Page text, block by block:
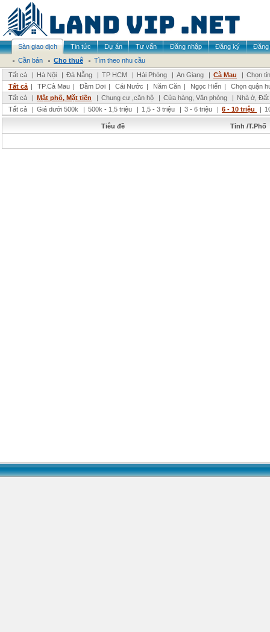
Sàn giao dịch Tin tức Dự án Tư vấn Đăng nhập Đăng ký
Đăng
Cần bán
Cho thuê
Tìm theo nhu cầu
Tất cả
| Hà Nội | Đà Nẵng | TP HCM | Hải Phòng | An Giang | Cà Mau | Chọn
Tất cả | TP.Cà Mau | Đầm Dơi | Cái Nước | Năm Căn | Ngọc Hiển |
Chọn quận
Tất cả
| Mặt phố, Mặt tiền | Chung cư ,căn hộ | Cửa hàng, Văn phòng | Nhà ở,
Tất cả
| Giá dưới 500k | 500k - 1,5 triệu | 1,5 - 3 triệu | 3 - 6 triệu | 6 - 10 triệu |
Tiêu đề Tỉnh /T.Phố